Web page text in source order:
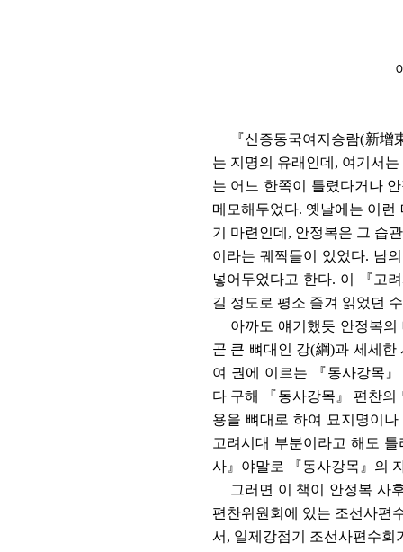
『신증동국여지승람(新增
는 지명의 유래인데 , 여기서
는 어느 한쪽이 틀렸다거나
메모해두었다. 옛날에는 이런
기 마련인데 , 안정복은 그 습
이라는 궤짝들이 있었다. 남
넣어두었다고 한다. 이 『고
길 정도로 평소 즐겨 읽었던
아까도 얘기했듯 안정복
곧 큰 뼈대인 강(綱)과 세세한
여 권에 이르는
『동사강목
다 구해
『동사강목 』 편찬의
용을 뼈대로 하여 묘지명이
고려시대 부분이라고 해도 틀
사』 야말로 『동사강목 』 의
그러면 이 책이 안정복 사
편찬위원회에 있는 조선사편
서 , 일제강점기 조선사편수회